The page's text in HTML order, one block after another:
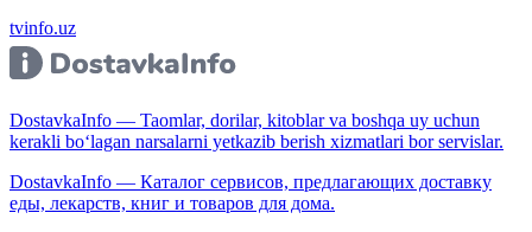
tvinfo.uz
DostavkaInfo — Taomlar, dorilar, kitoblar va boshqa uy uchun
kerakli bo‘lagan narsalarni yetkazib berish xizmatlari bor servislar.
DostavkaInfo — Каталог сервисов, предлагающих доставку
еды, лекарств, книг и товаров для дома.